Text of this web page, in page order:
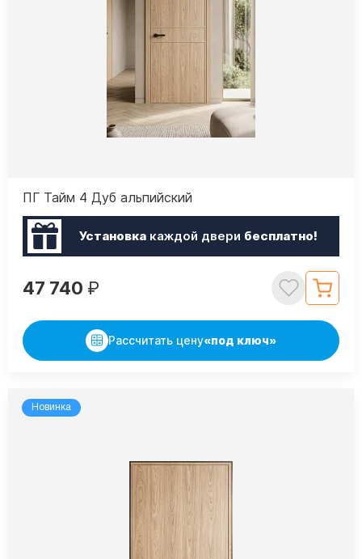
ПГ Тайм 4 Дуб альпийский
Установкакаждой двери бесплатно!
47 740 ₽
Рассчитать цену«под ключ»
Новинка